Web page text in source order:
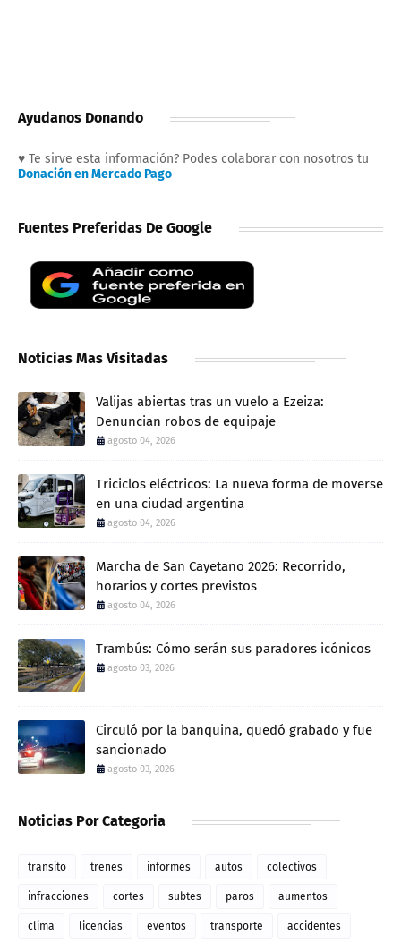
Ayudanos Donando
♥ Te sirve esta información? Podes colaborar con nosotros tu
Donación en Mercado Pago
Fuentes Preferidas De Google
Noticias Mas Visitadas
Valijas abiertas tras un vuelo a Ezeiza:
Denuncian robos de equipaje
agosto 04, 2026
Triciclos eléctricos: La nueva forma de moverse
en una ciudad argentina
agosto 04, 2026
Marcha de San Cayetano 2026: Recorrido,
horarios y cortes previstos
agosto 04, 2026
Trambús: Cómo serán sus paradores icónicos
agosto 03, 2026
Circuló por la banquina, quedó grabado y fue
sancionado
agosto 03, 2026
Noticias Por Categoria
transito trenes informes autos colectivos
infracciones cortes subtes paros aumentos
clima licencias eventos transporte accidentes